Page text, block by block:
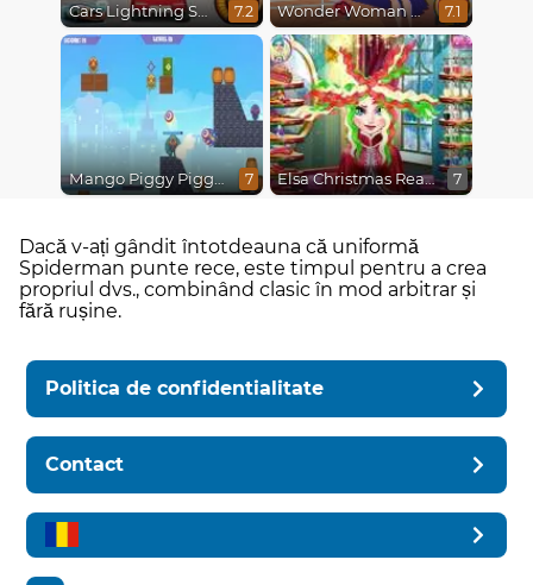
Cars Lightning Speed 7.2 Wonder Woman Fashion Event 7.1
Mango Piggy Piggy Hero 7 Elsa Christmas Real Haircuts 7
Dacă v-ați gândit întotdeauna că uniformă
Spiderman punte rece, este timpul pentru a crea
propriul dvs., combinând clasic în mod arbitrar și
fără rușine.
Politica de confidentialitate
Contact